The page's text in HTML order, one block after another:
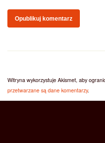
Witryna wykorzystuje Akismet, aby
przetwarzane są dane komentarzy.